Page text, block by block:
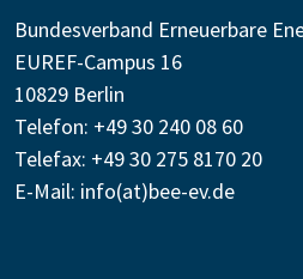
Bundesverband Erneuerbare
EUREF-Campus 16
10829 Berlin
Telefon: +49 30 240 08 60
Telefax: +49 30 275 8170 20
E-Mail: info(at)bee-ev.de